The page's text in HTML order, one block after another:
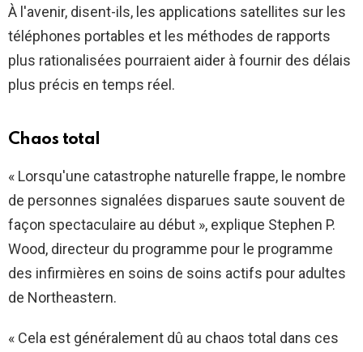
À l'avenir, disent-ils, les applications satellites sur les
téléphones portables et les méthodes de rapports
plus rationalisées pourraient aider à fournir des délais
plus précis en temps réel.
Chaos total
« Lorsqu'une catastrophe naturelle frappe, le nombre
de personnes signalées disparues saute souvent de
façon spectaculaire au début », explique Stephen P.
Wood, directeur du programme pour le programme
des infirmières en soins de soins actifs pour adultes
de Northeastern.
« Cela est généralement dû au chaos total dans ces